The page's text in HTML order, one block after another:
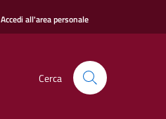
Accedi all'area personale
Cerca